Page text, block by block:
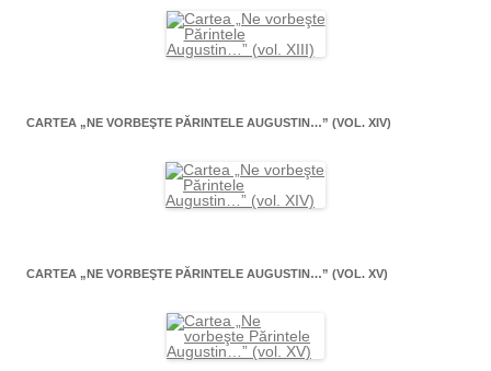
CARTEA „NE VORBEŞTE PĂRINTELE AUGUSTIN…” (VOL. XIV)
CARTEA „NE VORBEŞTE PĂRINTELE AUGUSTIN…” (VOL. XV)